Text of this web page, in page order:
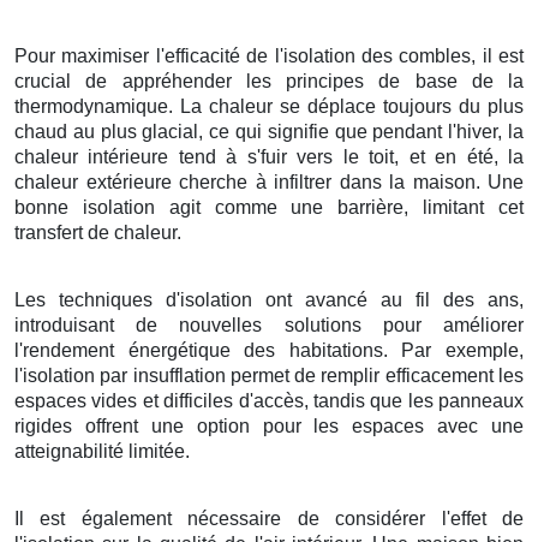
Pour maximiser l'efficacité de l'isolation des combles, il est
crucial de appréhender les principes de base de la
thermodynamique. La chaleur se déplace toujours du plus
chaud au plus glacial, ce qui signifie que pendant l'hiver, la
chaleur intérieure tend à s'fuir vers le toit, et en été, la
chaleur extérieure cherche à infiltrer dans la maison. Une
bonne isolation agit comme une barrière, limitant cet
transfert de chaleur.
Les techniques d'isolation ont avancé au fil des ans,
introduisant de nouvelles solutions pour améliorer
l'rendement énergétique des habitations. Par exemple,
l'isolation par insufflation permet de remplir efficacement les
espaces vides et difficiles d'accès, tandis que les panneaux
rigides offrent une option pour les espaces avec une
atteignabilité limitée.
Il est également nécessaire de considérer l'effet de